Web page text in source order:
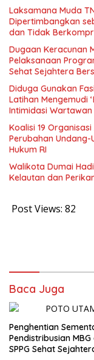
Laksamana Muda
Dipertimbangkan
dan Tidak
Dugaan Keracunan
Pelaksanaan
Sehat Sejahtera
Diduga Gunakan
Latihan Mengemudi
Intimidasi Wartawan
Koalisi 19
Perubahan
Hukum RI
Walikota Dumai
Kelautan dan
Post Views: 82
Baca Juga
Penghentian
Pendistribusian MBG
SPPG Sehat